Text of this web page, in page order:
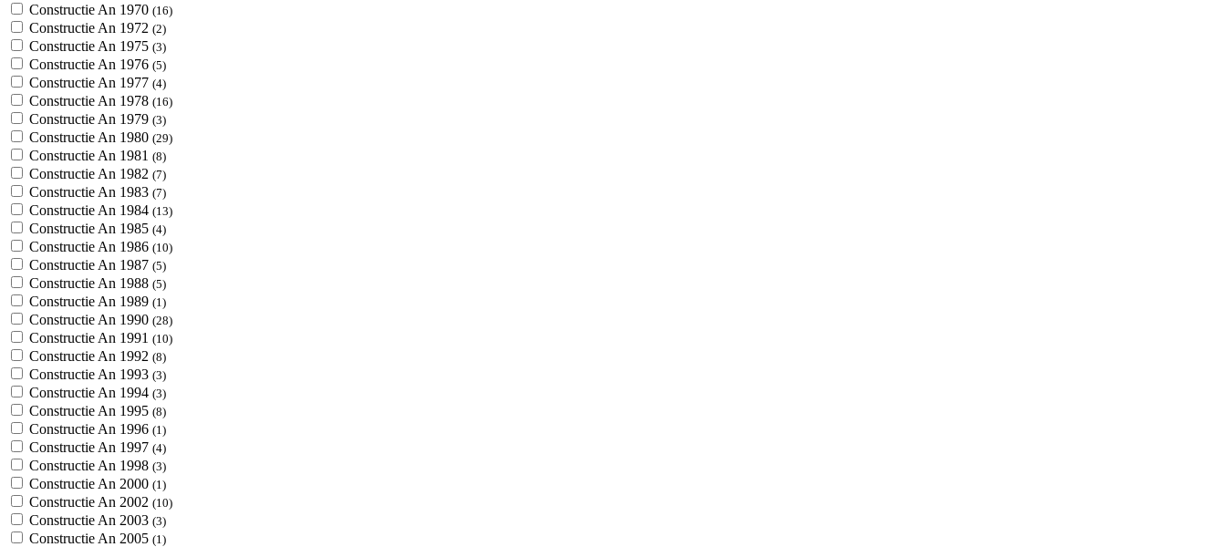
Constructie An 1970 (16)
Constructie An 1972 (2)
Constructie An 1975 (3)
Constructie An 1976 (5)
Constructie An 1977 (4)
Constructie An 1978 (16)
Constructie An 1979 (3)
Constructie An 1980 (29)
Constructie An 1981 (8)
Constructie An 1982 (7)
Constructie An 1983 (7)
Constructie An 1984 (13)
Constructie An 1985 (4)
Constructie An 1986 (10)
Constructie An 1987 (5)
Constructie An 1988 (5)
Constructie An 1989 (1)
Constructie An 1990 (28)
Constructie An 1991 (10)
Constructie An 1992 (8)
Constructie An 1993 (3)
Constructie An 1994 (3)
Constructie An 1995 (8)
Constructie An 1996 (1)
Constructie An 1997 (4)
Constructie An 1998 (3)
Constructie An 2000 (1)
Constructie An 2002 (10)
Constructie An 2003 (3)
Constructie An 2005 (1)